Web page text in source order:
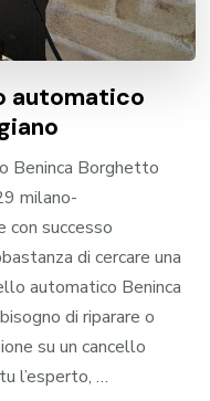
automatico
Beninca Borghetto
milano-
con successo
di cercare una
automatico Beninca
di riparare o
su un cancello
l’esperto, …